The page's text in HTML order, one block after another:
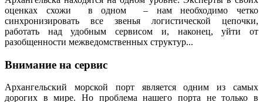
оценках схожи в одном – нам необходимо четко
синхронизировать все звенья логистической цепочки,
работать над удобным сервисом и, наконец, уйти от
разобщенности межведомственных структур...
Внимание на сервис
Архангельский морской порт является одним из самых
дорогих в мире. Но проблема нашего порта не только в